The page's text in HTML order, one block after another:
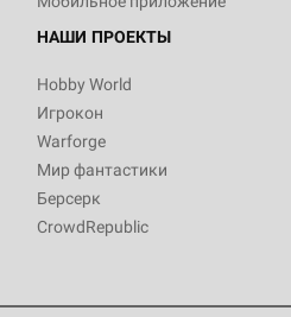
НАШИ ПРОЕКТЫ
Hobby World
Игрокон
Warforge
Мир фантастики
Берсерк
CrowdRepublic